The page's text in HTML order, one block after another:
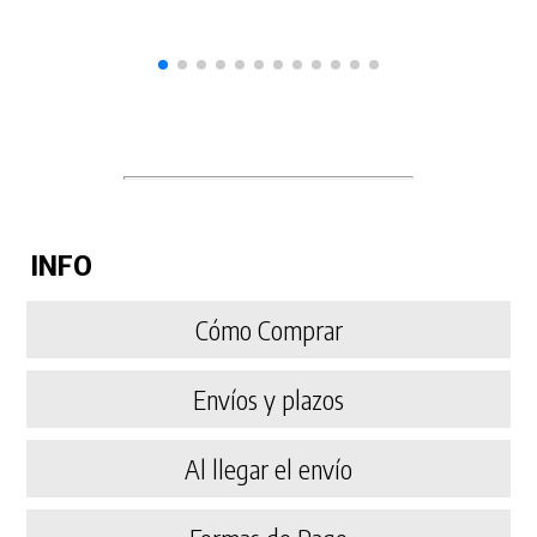
INFO
Cómo Comprar
Envíos y plazos
Al llegar el envío